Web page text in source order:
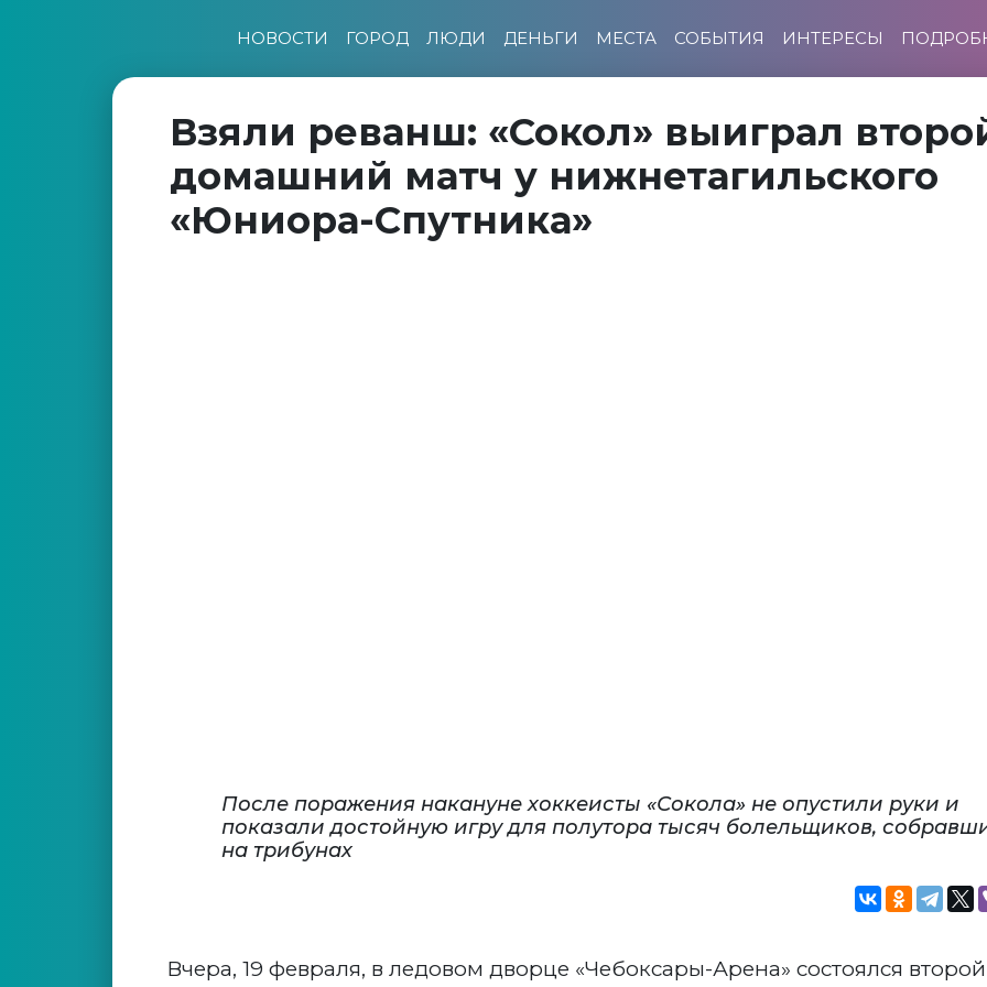
НОВОСТИ ГОРОД ЛЮДИ ДЕНЬГИ МЕСТА СОБЫТИЯ ИНТЕРЕСЫ
Взяли реванш: «Сокол» выиграл
домашний матч у нижнетагильского
«Юниора-Спутника»
После поражения накануне хоккеисты «Сокола» не опустили руки и
показали достойную игру для полутора тысяч болельщиков,
на трибунах
Вчера, 19 февраля, в ледовом дворце «Чебоксары-Арена» состоялся второй